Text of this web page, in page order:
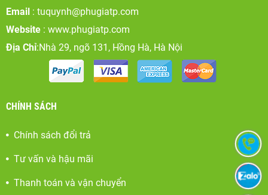
Email : tuquynh@phugiatp.com
Website : www.phugiatp.com
Địa Chỉ:Nhà 29, ngõ 131, Hồng Hà, Hà Nội
CHÍNH SÁCH
Chính sách đổi trả
Tư vấn và hậu mãi
Thanh toán và vận chuyển